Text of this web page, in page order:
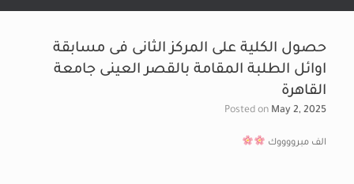
حصول الكلية على المركز الثانى فى مسابقة
اوائل الطلبة المقامة بالقصر العينى جامعة
القاهرة
Posted on May 2, 2025
الف مبرووووك